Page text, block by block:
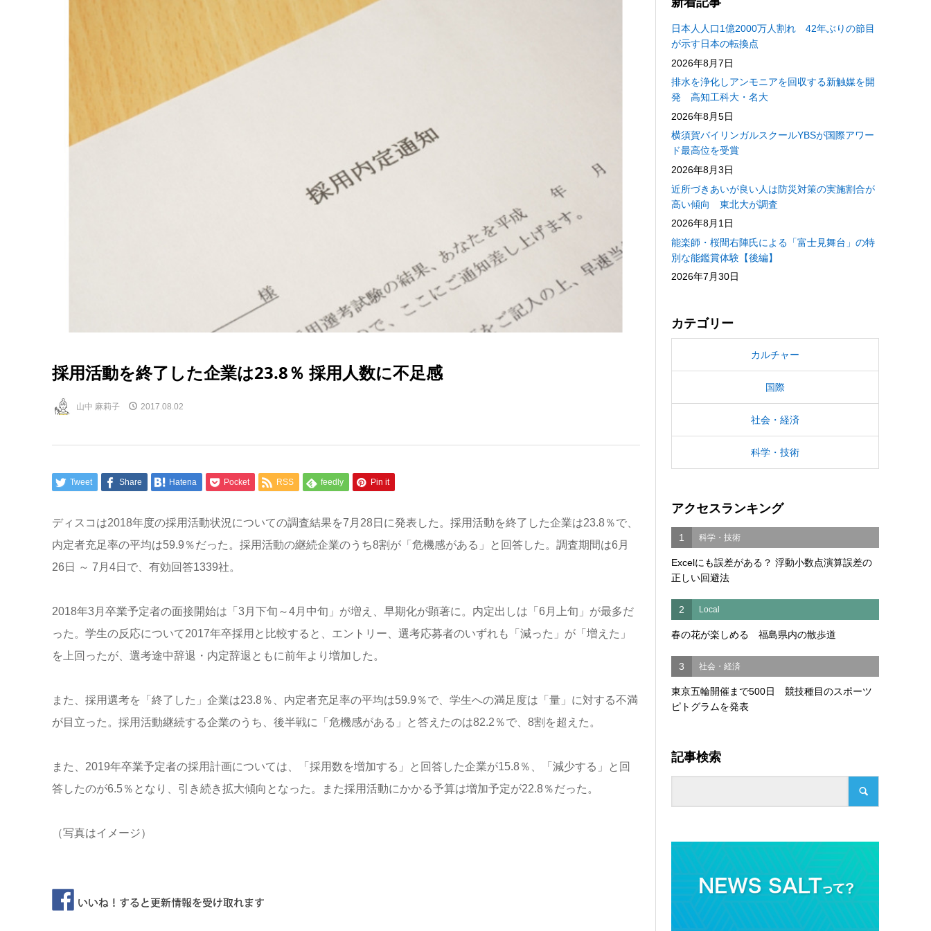
採用活動を終了した企業は23.8％ 採用人数に不足感
山中 麻莉子 2017.08.02
Tweet Share Hatena Pocket RSS feedly Pin it
ディスコは2018年度の採用活動状況についての調査結果を7月28日に発表した。採用活動を終了した企業は23.8％で、
内定者充足率の平均は59.9％だった。採用活動の継続企業のうち8割が「危機感がある」と回答した。調査期間は6月
26日 ～ 7月4日で、有効回答1339社。
2018年3月卒業予定者の面接開始は「3月下旬～4月中旬」が増え、早期化が顕著に。内定出しは「6月上旬」が最多だ
った。学生の反応について2017年卒採用と比較すると、エントリー、選考応募者のいずれも「減った」が「増えた」
を上回ったが、選考途中辞退・内定辞退ともに前年より増加した。
また、採用選考を「終了した」企業は23.8％、内定者充足率の平均は59.9％で、学生への満足度は「量」に対する不満
が目立った。採用活動継続する企業のうち、後半戦に「危機感がある」と答えたのは82.2％で、8割を超えた。
また、2019年卒業予定者の採用計画については、「採用数を増加する」と回答した企業が15.8％、「減少する」と回
答したのが6.5％となり、引き続き拡大傾向となった。また採用活動にかかる予算は増加予定が22.8％だった。
（写真はイメージ）
日本人人口1億2000万人割れ 42年ぶりの節目
が示す日本の転換点
2026年8月7日
排水を浄化しアンモニアを回収する新触媒を開
発 高知工科大・名大
2026年8月5日
横須賀バイリンガルスクールYBSが国際アワー
ド最高位を受賞
2026年8月3日
近所づきあいが良い人は防災対策の実施割合が
高い傾向 東北大が調査
2026年8月1日
能楽師・桜間右陣氏による「富士見舞台」の特
別な能鑑賞体験【後編】
2026年7月30日
カテゴリー
カルチャー
国際
社会・経済
科学・技術
アクセスランキング
1 科学・技術
Excelにも誤差がある？ 浮動小数点演算誤差の
正しい回避法
2 Local
春の花が楽しめる 福島県内の散歩道
3 社会・経済
東京五輪開催まで500日 競技種目のスポーツ
ピトグラムを発表
記事検索